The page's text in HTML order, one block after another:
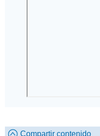
Compartir contenido